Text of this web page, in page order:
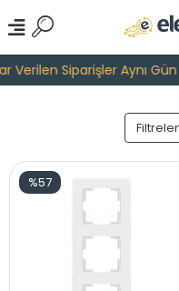
Siparişler Aynı Gün
%57